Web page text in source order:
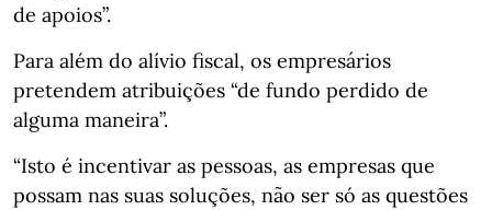
de apoios”.
Para além do alívio fiscal, os empresários
pretendem atribuições “de fundo perdido de
alguma maneira”.
“Isto é incentivar as pessoas, as empresas que
possam nas suas soluções, não ser só as questões